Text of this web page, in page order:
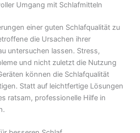
Umgang mit Schlafmitteln
einer guten Schlafqualität zu
die Ursachen ihrer
untersuchen lassen. Stress,
und nicht zuletzt die Nutzung
können die Schlafqualität
Statt auf leichtfertige Lösungen
ratsam, professionelle Hilfe in